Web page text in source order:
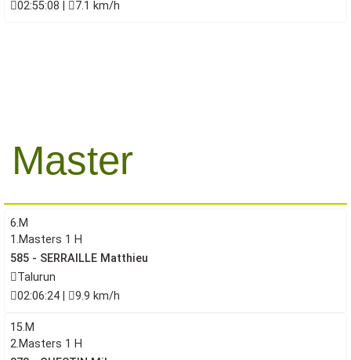
02:55:08 | 7.1 km/h
Master
6.M
1.Masters 1 H
585 - SERRAILLE Matthieu
Talurun
02:06:24 |
9.9 km/h
15.M
2.Masters 1 H